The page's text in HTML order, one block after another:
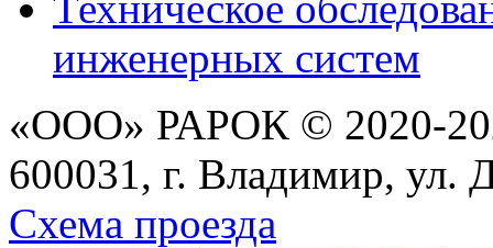
инженерных систем
«ООО» РАРОК © 2020-
600031, г. Владимир, ул.
Схема проезда